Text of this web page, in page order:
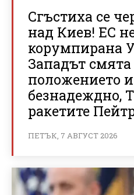
Сгъстиха се
над Киев! ЕС
корумпирана
Западът смята
положението и
безнадеждно,
ракетите
ПЕТЪК, 7 АВГУСТ 2026